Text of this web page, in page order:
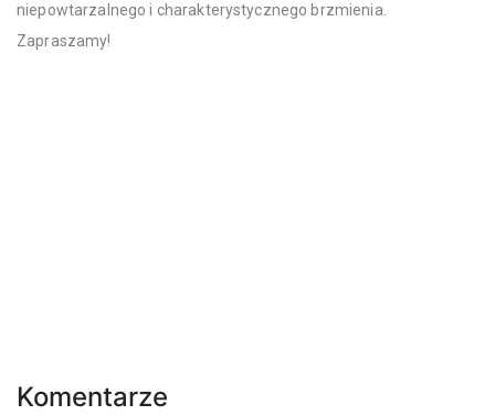
niepowtarzalnego i charakterystycznego brzmienia.
Zapraszamy!
Komentarze